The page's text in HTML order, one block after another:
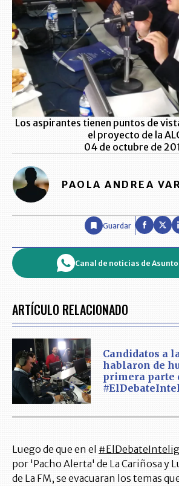
Los aspirantes tienen puntos de
el proyecto de la
04 de octubre de
PAOLA ANDREA
Guardar
Canal de noticias de
ARTÍCULO RELACIONADO
Candidatos a
hablaron de
primera parte
Luego de que en el
por 'Pacho Alerta' de La Cariñosa y
de La FM, se evacuaran los temas